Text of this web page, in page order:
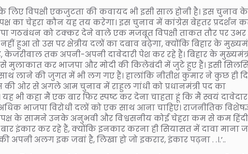
विपक्षी एकजुटता की कवायद भी इसी साल होनी है। इस चुनाव के
का चेहरा कौन यह तय करेगा। इस चुनाव में कांग्रेस बेहतर प्रदर्शन
गठबंधन को टक्कर देने वाले एक मजबूत विपक्षी ताकत तौर पर
हुआ तो उस पर क्षेत्रीय दलों का दबाव बढ़ेगा, क्योंकि बिहार के
तक अपनी-अपनी दावेदारी पेश कर रहे हैं। बिहार के
मुलाकात कर भाजपा और मोदी की किलेबंदी में जुटे हुए हैं। इसी
लाने की जुगत में भी लग गए हैं। हालांकि नीतीश कुमार ने कुछ ही
की ओर से अगले आम चुनाव में राहुल गांधी को प्रधानमंत्री पद का
भी कहा मैं एक बार फिर स्पष्ट कर देना चाहता हूं कि मैं स्वयं दावेदार
भाजपा विरोधी दलों को एक साथ आना चाहिए। राजनीतिक
के सामने उनके अनुभवी और विश्वसनीय कोई चेहरा कम से कम हिंदी
इंकार कर रहे हैं, क्योंकि इनकार करना ही सियासत में दावा माना
अपनी अलग इक जबां है, लिखा हो जो इकरार, इंकार पढ़ना . .।.’..